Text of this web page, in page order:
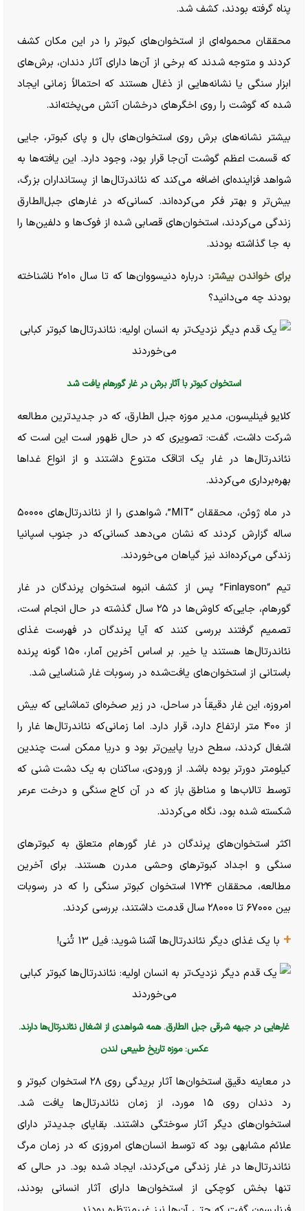
پناه گرفته بودند، کشف شد.
محققان محموله‌ای از استخوان‌های کبوتر را در این مکان کشف
کردند و متوجه شدند که برخی از آن‌ها دارای آثار دندان، برش‌های
ابزار سنگی یا نشانه‌هایی از ذغال هستند که احتمالاً زمانی ایجاد
شده که گوشت را روی اخگر‌های درخشان آتش می‌پخته‌اند.
بیشتر نشانه‌های برش روی استخوان‌های بال و پای کبوتر، جایی
که قسمت اعظم گوشت آن‌جا قرار بود، وجود دارد. این یافته‌ها به
شواهد فزاینده‌ای اضافه می‌کند که نئاندرتال‌ها از پستانداران بزرگ،
بیش‌تر و بهتر فکر می‌کرده‌اند. کسانی‌که در غار‌های جبل‌الطارق
زندگی می‌کردند، استخوان‌های قصابی شده از فوک‌ها و دلفین‌ها را
به جا گذاشته بودند.
برای خواندن بیشتر: درباره دنیسووان‌ها
که تا سال ۲۰۱۰ ناشناخته
بودند چه می‌دانید؟
استخوان کبوتر با آثار برش در غار گورهام یافت شد
کلایو فینلیسون، مدیر موزه جبل الطارق، که در جدیدترین مطالعه
شرکت داشت، گفت: تصویری که در حال ظهور است این است که
نئاندرتال‌ها در غار یک اتاقک متنوع داشتند و از انواع غدا‌ها
بهره‌برداری می‌کردند.
در ماه ژوئن، محققان “MIT”، شواهدی را از نئاندرتال‌های ۵۰۰۰۰
ساله گزارش کردند که نشان می‌دهد کسانی‌که در جنوب اسپانیا
زندگی می‌کرده‌اند نیز گیاهان می‌خوردند.
تیم “Finlayson” پس از کشف انبوه استخوان پرندگان در غار
گورهام، جایی‌که کاوش‌ها در ۲۵ سال گذشته در حال انجام است،
تصمیم گرفتند بررسی کنند که آیا پرندگان در فهرست غذای
نئاندرتال‌ها هستند یا خیر. بر اساس آخرین آمار، ۱۵۰ گونه پرنده
باستانی از استخوان‌های یافت‌شده در رسوبات غار شناسایی شد.
امروزه، این غار دقیقاً در ساحل، در زیر صخره‌ای تماشایی که بیش
از ۴۰۰ متر ارتفاع دارد، قرار دارد. اما زمانی‌که نئاندرتال‌ها غار را
اشغال کردند، سطح دریا پایین‌تر بود و دریا ممکن است چندین
کیلومتر دورتر بوده باشد. از ورودی، ساکنان به یک دشت شنی که
توسط تالاب‌ها و مناطق باز که در آن کاج سنگی و درخت عرعر
شکسته شده بود، نگاه می‌کردند.
اکثر استخوان‌های پرندگان در غار گورهام متعلق به کبوتر‌های
سنگی و اجداد کبوتر‌های وحشی مدرن هستند. برای آخرین
مطالعه، محققان ۱۷۲۴ استخوان کبوتر سنگی را که در رسوبات
بین ۶۷۰۰۰ تا ۲۸۰۰۰ سال قدمت داشتند، بررسی کردند.
+ با یک غذای دیگر نئاندرتال‌ها آشنا شوید: فیل 13 تُنی!
غار‌هایی در جبهه شرقی جبل الطارق. همه شواهدی از اشغال نئاندرتال‌ها دارند.
عکس: موزه تاریخ طبیعی لندن
در معاینه دقیق استخوان‌ها آثار بریدگی روی ۲۸ استخوان کبوتر و
رد دندان روی ۱۵ مورد، از زمان نئاندرتال‌ها یافت شد.
استخوان‌های دیگر آثار سوختگی داشتند. بقایای جدیدتر دارای
علائم مشابهی بود که توسط انسان‌های امروزی که در زمان مرگ
نئاندرتال‌ها در غار زندگی می‌کردند، ایجاد شده بود. در حالی که
تنها بخش کوچکی از استخوان‌ها دارای آثار انسانی بودند،